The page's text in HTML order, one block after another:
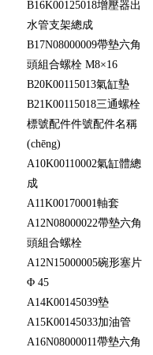
B16K00125018增壓器出
水管支架總成
B17N08000009帶墊六角
頭組合螺栓 M8×16
B20K00115013氣缸墊
B21K00115018三通螺栓
標號配件件號配件名稱
(chēng)
A10K00110002氣缸體總
成
A11K00170001軸套
A12N08000022帶墊六角
頭組合螺栓
A12N15000005碗形塞片
Φ 45
A14K00145039墊
A15K00145033加油管
A16N08000011帶墊六角